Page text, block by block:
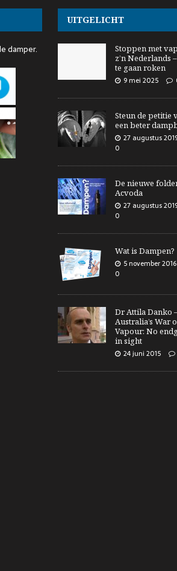
damper.
UITGELICHT
Stoppen met
z’n Nederlands
te gaan roken
9 mei 2025
Steun de petitie
een beter
27 augustus
0
De nieuwe
Acvoda
27 augustus
0
Wat is Dampen?
5 november 2016
0
Dr Attila Danko
Australia’s War
Vapour: No
in sight
24 juni 2015